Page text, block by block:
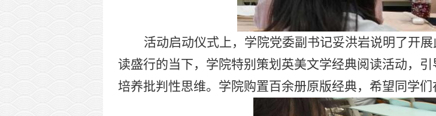
活动启动仪式上，学院党委副书记妥洪岩说明了开
读盛行的当下，学院特别策划英美文学经典阅读活动，
培养批判性思维。学院购置百余册原版经典，希望同学